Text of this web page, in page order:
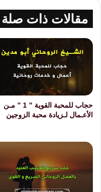
مقالات ذات صلة
حجاب للمحبة القوية ” 1 ” مـن
الأعـمال لـزيادة محبة الزوجين